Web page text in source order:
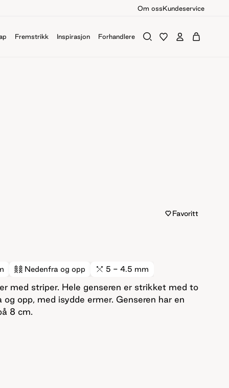
Om ossKundeservice
Fremstrikk Inspirasjon Forhandlere
Favoritt
Nedenfra og opp 5 - 4.5 mm
med striper. Hele genseren er strikket med to
opp, med isydde ermer. Genseren har en
8 cm.